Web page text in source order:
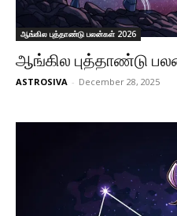
ஆங்கில புத்தாண்டு பலன்கள் 2026
ஆங்கில புத்தாண்டு
ASTROSIVA - December 28, 2025